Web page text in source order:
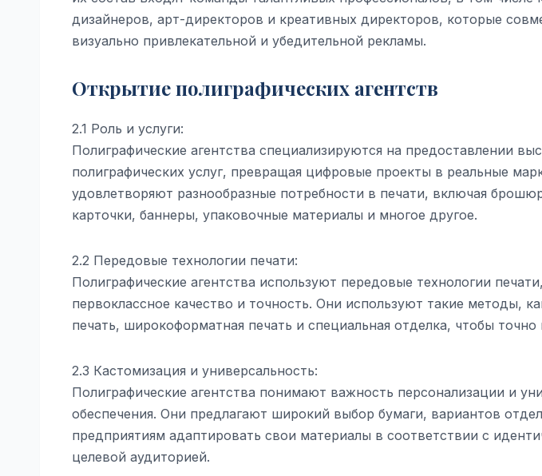
дизайнеров, арт-директоров и креативных директоров, которые
визуально привлекательной и убедительной рекламы.
Открытие полиграфических агентств
2.1 Роль и услуги:
Полиграфические агентства специализируются на предоставлении
полиграфических услуг, превращая цифровые проекты в реальные
удовлетворяют разнообразные потребности в печати, включая
карточки, баннеры, упаковочные материалы и многое другое.
2.2 Передовые технологии печати:
Полиграфические агентства используют передовые технологии
первоклассное качество и точность. Они используют такие методы,
печать, широкоформатная печать и специальная отделка, чтобы
2.3 Кастомизация и универсальность:
Полиграфические агентства понимают важность персонализации и
обеспечения. Они предлагают широкий выбор бумаги, вариантов
предприятиям адаптировать свои материалы в соответствии с
целевой аудиторией.